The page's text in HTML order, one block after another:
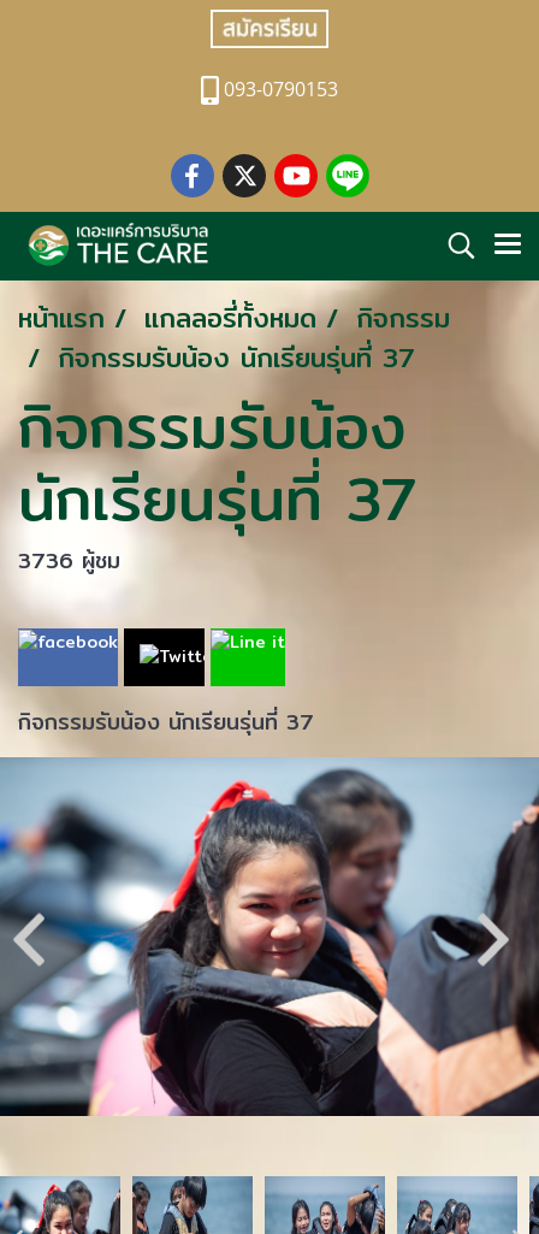
093-0790153
หน้าแรก แกลลอรี่ทั้งหมด
กิจกรรม
กิจกรรมรับน้อง นักเรียนรุ่นที่ 37
กิจกรรมรับน้อง
นักเรียนรุ่นที่ 37
3736 ผู้ชม
กิจกรรมรับน้อง นักเรียนรุ่นที่ 37